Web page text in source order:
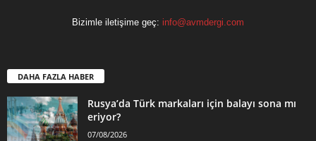
Bizimle iletişime geç: info@avmdergi.com
DAHA FAZLA HABER
Rusya’da Türk markaları için balayı sona mı
eriyor?
07/08/2026